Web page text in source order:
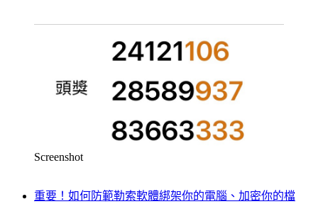
Screenshot
重要！如何防範勒索軟體綁架你的電腦、加密你的檔